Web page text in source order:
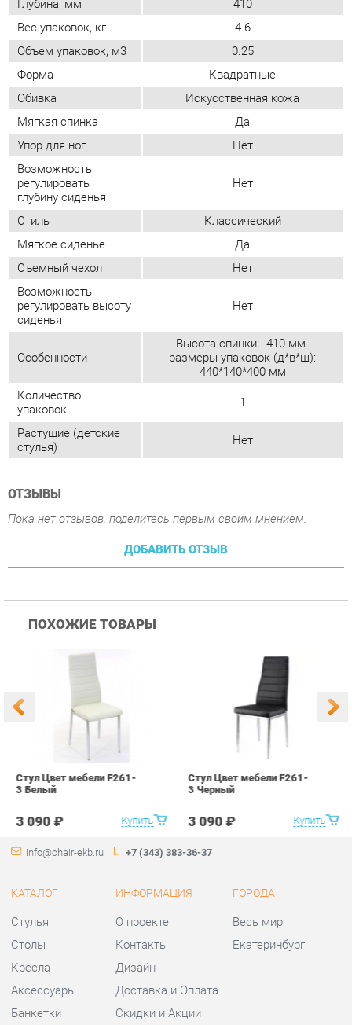
Мягкая спинка
Да
Упор для ног
Нет
Возможность
регулировать
глубину сиденья
Нет
Стиль
Классический
Мягкое сиденье
Да
Съемный чехол
Нет
Возможность
регулировать высоту
сиденья
Особенности
Высота спинки - 410 мм.
размеры упаковок (д*в*ш):
440*140*400 мм
Количество
упаковок
Растущие (детские
стулья)
Пока нет отзывов, поделитесь первым своим мнением.
ПОХОЖИЕ ТОВАРЫ
Купить
info@chair-ekb.ru +7 (343) 383-36-37
Стулья
Кресла
Аксессуары
Банкетки
Табуреты
Пуфы
Мини-Диваны
ИНФОРМАЦИЯ
О проекте
Дизайн
Доставка и Оплата
Скидки и Акции
Политика
Гарантия
Помощь
Весь мир
КОНТАКТЫ